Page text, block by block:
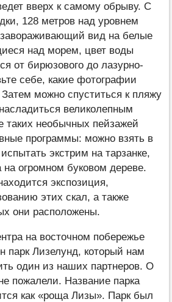
вверх к самому обрыву. С
128 метров над уровнем
завораживающий вид на белые
над морем, цвет воды
от бирюзового до лазурно-
себе, какие фотографии
можно спуститься к пляжу
великолепным
необычных пейзажей
программы: можно взять в
экстрим на тарзанке,
на огромном буковом дереве.
экспозиция,
этих скал, а также
они расположены.
на восточном побережье
парк Лизелунд, который нам
один из наших партнеров. О
пожалели. Название парка
как «роща Лизы». Парк был